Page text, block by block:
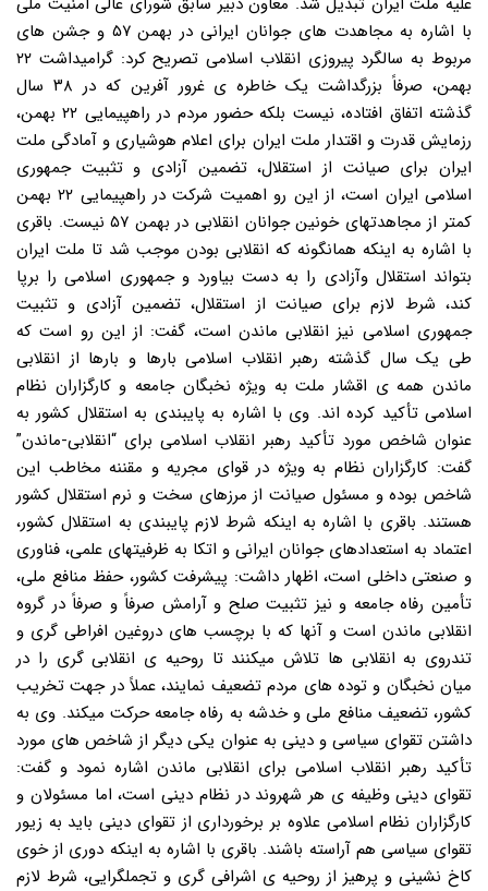
با اشاره به مجاهدت های جوانان ایرانی در بهمن ۵۷ و جشن های
مربوط به سالگرد پیروزی انقلاب اسلامی تصریح کرد: گرامیداشت ۲۲
بهمن، صرفاً بزرگداشت یک خاطره ی غرور آفرین که در ۳۸ سال
گذشته اتفاق افتاده، نیست بلکه حضور مردم در راهپیمایی ۲۲ بهمن،
رزمایش قدرت و اقتدار ملت ایران برای اعلام هوشیاری و آمادگی ملت
ایران برای صیانت از استقلال، تضمین آزادی و تثبیت جمهوری
اسلامی ایران است، از این رو اهمیت شرکت در راهپیمایی ۲۲ بهمن
کمتر از مجاهدتهای خونین جوانان انقلابی در بهمن ۵۷ نیست. باقری
با اشاره به اینکه همانگونه که انقلابی بودن موجب شد تا ملت ایران
بتواند استقلال وآزادی را به دست بیاورد و جمهوری اسلامی را برپا
کند، شرط لازم برای صیانت از استقلال، تضمین آزادی و تثبیت
جمهوری اسلامی نیز انقلابی ماندن است، گفت: از این رو است که
طی یک سال گذشته رهبر انقلاب اسلامی بارها و بارها از انقلابی
ماندن همه ی اقشار ملت به ویژه نخبگان جامعه و کارگزاران نظام
اسلامی تأکید کرده اند. وی با اشاره به پایبندی به استقلال کشور به
عنوان شاخص مورد تأکید رهبر انقلاب اسلامی برای “انقلابی-ماندن”
گفت: کارگزاران نظام به ویژه در قوای مجریه و مقننه مخاطب این
شاخص بوده و مسئول صیانت از مرزهای سخت و نرم استقلال کشور
هستند. باقری با اشاره به اینکه شرط لازم پایبندی به استقلال کشور،
اعتماد به استعدادهای جوانان ایرانی و اتکا به ظرفیتهای علمی، فناوری
و صنعتی داخلی است، اظهار داشت: پیشرفت کشور، حفظ منافع ملی،
تأمین رفاه جامعه و نیز تثبیت صلح و آرامش صرفاً و صرفاً در گروه
انقلابی ماندن است و آنها که با برچسب های دروغین افراطی گری و
تندروی به انقلابی ها تلاش میکنند تا روحیه ی انقلابی گری را در
میان نخبگان و توده های مردم تضعیف نمایند، عملاً در جهت تخریب
کشور، تضعیف منافع ملی و خدشه به رفاه جامعه حرکت میکند. وی به
داشتن تقوای سیاسی و دینی به عنوان یکی دیگر از شاخص های مورد
تأکید رهبر انقلاب اسلامی برای انقلابی ماندن اشاره نمود و گفت:
تقوای دینی وظیفه ی هر شهروند در نظام دینی است، اما مسئولان و
کارگزاران نظام اسلامی علاوه بر برخورداری از تقوای دینی باید به زیور
تقوای سیاسی هم آراسته باشند. باقری با اشاره به اینکه دوری از خوی
کاخ نشینی و پرهیز از روحیه ی اشرافی گری و تجملگرایی، شرط لازم